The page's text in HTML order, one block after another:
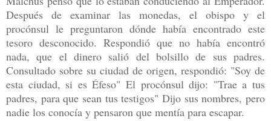
Después de examinar las monedas, el obispo y el
procónsul le preguntaron dónde había encontrado este
tesoro desconocido. Respondió que no había encontró
nada, que el dinero salió del bolsillo de sus padres.
Consultado sobre su ciudad de origen, respondió: "Soy de
esta ciudad, si es Éfeso" El procónsul dijo: "Trae a tus
padres, para que sean tus testigos" Dijo sus nombres, pero
nadie los conocía y pensaron que mentía para escapar.